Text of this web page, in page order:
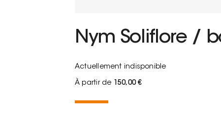
Nym Soliflore /
Actuellement indisponible
À partir de 150,00 €